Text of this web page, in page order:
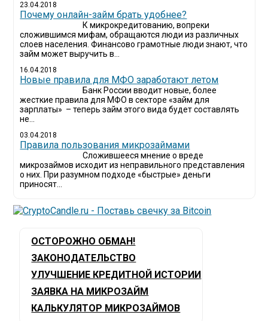
23.04.2018
Почему онлайн-займ брать удобнее?
К микрокредитованию, вопреки
сложившимся мифам, обращаются люди из различных
слоев населения. Финансово грамотные люди знают, что
займ может выручить в...
16.04.2018
Новые правила для МФО заработают летом
Банк России вводит новые, более
жесткие правила для МФО в секторе «займ для
зарплаты» – теперь займ этого вида будет составлять
не...
03.04.2018
​Правила пользования микрозаймами
Сложившееся мнение о вреде
микрозаймов исходит из неправильного представления
о них. При разумном подходе «быстрые» деньги
приносят...
ОСТОРОЖНО ОБМАН!
ЗАКОНОДАТЕЛЬСТВО
УЛУЧШЕНИЕ КРЕДИТНОЙ ИСТОРИИ
ЗАЯВКА НА МИКРОЗАЙМ
КАЛЬКУЛЯТОР МИКРОЗАЙМОВ